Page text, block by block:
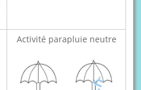
Activité parapluie neutre